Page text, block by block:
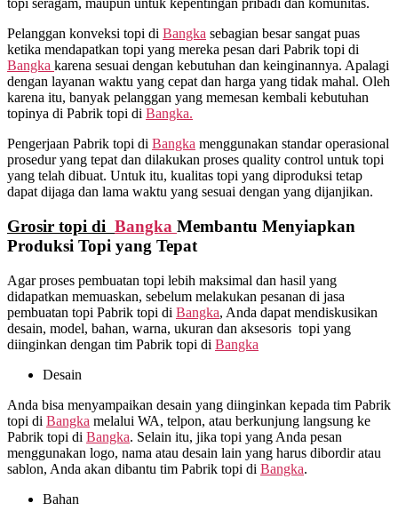
topi seragam, maupun untuk kepentingan pribadi dan komunitas.
Pelanggan konveksi topi di Bangka sebagian besar sangat puas
ketika mendapatkan topi yang mereka pesan dari Pabrik topi di
Bangka karena sesuai dengan kebutuhan dan keinginannya. Apalagi
dengan layanan waktu yang cepat dan harga yang tidak mahal. Oleh
karena itu, banyak pelanggan yang memesan kembali kebutuhan
topinya di Pabrik topi di Bangka.
Pengerjaan Pabrik topi di Bangka menggunakan standar operasional
prosedur yang tepat dan dilakukan proses quality control untuk topi
yang telah dibuat. Untuk itu, kualitas topi yang diproduksi tetap
dapat dijaga dan lama waktu yang sesuai dengan yang dijanjikan.
Grosir topi di Bangka Membantu Menyiapkan
Produksi Topi yang Tepat
Agar proses pembuatan topi lebih maksimal dan hasil yang
didapatkan memuaskan, sebelum melakukan pesanan di jasa
pembuatan topi Pabrik topi di Bangka, Anda dapat mendiskusikan
desain, model, bahan, warna, ukuran dan aksesoris topi yang
diinginkan dengan tim Pabrik topi di Bangka
Desain
Anda bisa menyampaikan desain yang diinginkan kepada tim Pabrik
topi di Bangka melalui WA, telpon, atau berkunjung langsung ke
Pabrik topi di Bangka. Selain itu, jika topi yang Anda pesan
menggunakan logo, nama atau desain lain yang harus dibordir atau
sablon, Anda akan dibantu tim Pabrik topi di Bangka.
Bahan